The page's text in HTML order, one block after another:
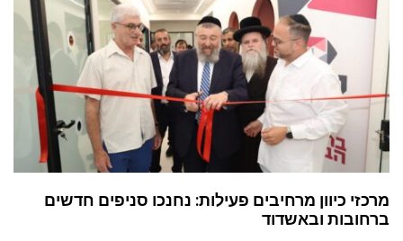
מרכזי כיוון מרחיבים פעילות: נחנכו סניפים חדשים
ברחובות ובאשדוד